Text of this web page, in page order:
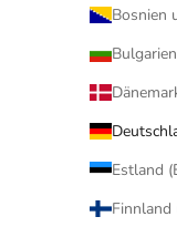
Bosnien
Estland
Finnland